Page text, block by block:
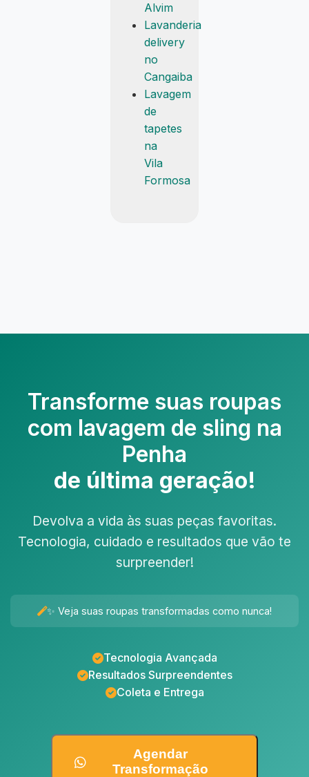
Alvim
Lavanderia
delivery
no
Cangaiba
Lavagem
de
tapetes
na
Vila
Formosa
Transforme suas roupas
com lavagem de sling na
Penha
de última geração!
Devolva a vida às suas peças favoritas.
Tecnologia, cuidado e resultados que vão te
surpreender!
✨ Veja suas roupas transformadas como nunca!
Tecnologia Avançada
Resultados Surpreendentes
Coleta e Entrega
Agendar
Transformação